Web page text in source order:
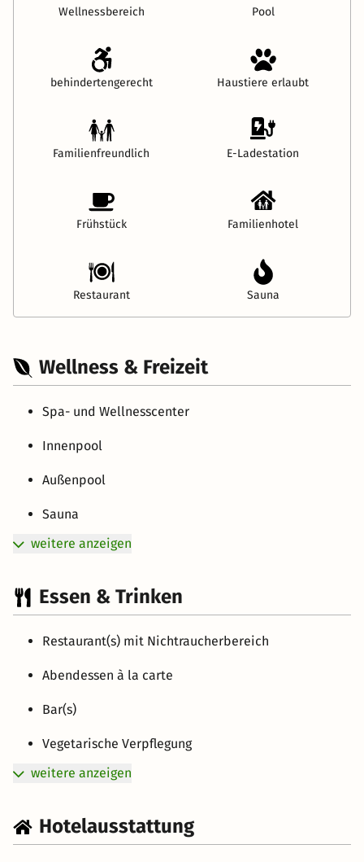
Wellnessbereich Pool
behindertengerecht Haustiere erlaubt
Familienfreundlich E-Ladestation
Frühstück Familienhotel
Restaurant Sauna
Wellness & Freizeit
Spa- und Wellnesscenter
Innenpool
Außenpool
Sauna
weitere anzeigen
Essen & Trinken
Restaurant(s) mit Nichtraucherbereich
Abendessen à la carte
Bar(s)
Vegetarische Verpflegung
weitere anzeigen
Hotelausstattung